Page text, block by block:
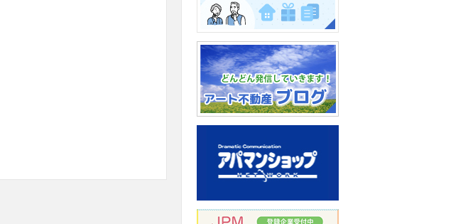
水抜き・湯抜き方法
相続のご相談
アート不動産ブログ：どん
どん発信していきます！